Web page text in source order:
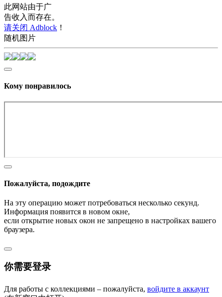
此网站由于广
告收入而存在。
请关闭 Adblock ！
随机图片
Кому понравилось
Пожалуйста, подождите
На эту операцию может потребоваться несколько секунд.
Информация появится в новом окне,
если открытие новых окон не запрещено в настройках вашего
браузера.
你需要登录
Для работы с коллекциями – пожалуйста, войдите в аккаунт